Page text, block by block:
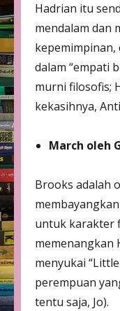
Hadrian itu
mendalam dan
kepemimpinan,
dalam “empati
murni filosofis;
kekasihnya,
March oleh
Brooks adalah
untuk karakter
memenangkan
menyukai
perempuan
tentu saja, Jo).